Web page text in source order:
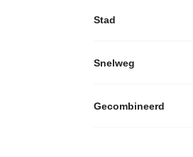
Stad
Snelweg
Gecombineerd